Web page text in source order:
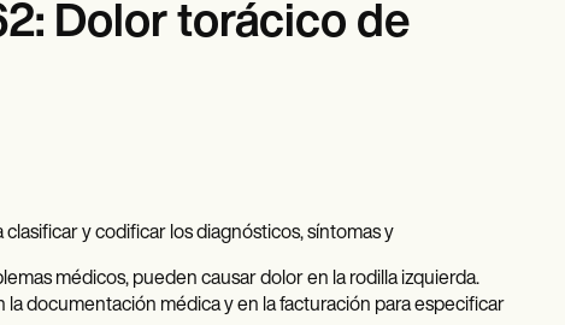
Dolor torácico de
y codificar los diagnósticos, síntomas y
médicos, pueden causar dolor en la rodilla izquierda.
documentación médica y en la facturación para especificar